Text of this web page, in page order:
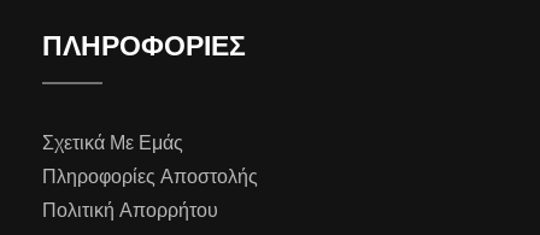
ΠΛΗΡΟΦΟΡΙΕΣ
Σχετικά Με Εμάς
Πληροφορίες Αποστολής
Πολιτική Απορρήτου